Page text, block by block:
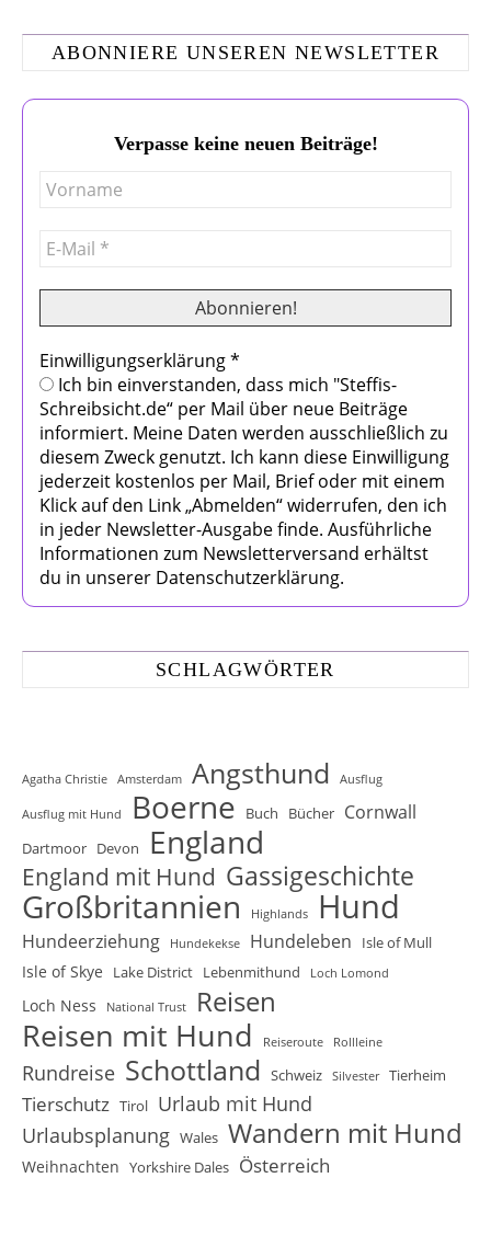
ABONNIERE UNSEREN NEWSLETTER
Verpasse keine neuen Beiträge!
Einwilligungserklärung*
Ich bin einverstanden, dass mich "Steffis-
Schreibsicht.de“ per Mail über neue Beiträge
informiert. Meine Daten werden ausschließlich zu
diesem Zweck genutzt. Ich kann diese Einwilligung
jederzeit kostenlos per Mail, Brief oder mit einem
Klick auf den Link „Abmelden“ widerrufen, den ich
in jeder Newsletter-Ausgabe finde. Ausführliche
Informationen zum Newsletterversand erhältst
du in unserer Datenschutzerklärung.
SCHLAGWÖRTER
Agatha Christie Amsterdam Angsthund Ausflug
Ausflug mit Hund Boerne Buch Bücher Cornwall
Dartmoor Devon England
England mit Hund Gassigeschichte
Großbritannien Highlands Hund
Hundeerziehung Hundekekse Hundeleben Isle of Mull
Isle of Skye Lake District Lebenmithund Loch Lomond
Loch Ness National Trust Reisen
Reisen mit Hund Reiseroute Rollleine
Rundreise Schottland Schweiz Silvester Tierheim
Tierschutz Tirol Urlaub mit Hund
Urlaubsplanung Wales Wandern mit Hund
Weihnachten Yorkshire Dales Österreich